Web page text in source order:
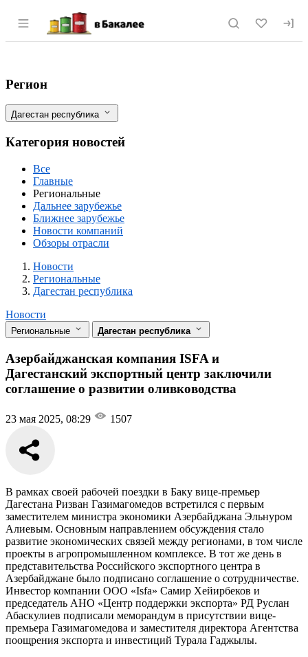
Раздел навигации по сайту vbakalee.ru
Азербайджанская компания ISFA и
Фильтры
Регион
Дагестан республика
Категория новостей
Все
Главные
Региональные
Дальнее зарубежье
Ближнее зарубежье
Новости компаний
Обзоры отрасли
Новости
Разделы
Новости
Региональные
Дагестан республика
Новости
Региональные Дагестан республика
Азербайджанская компания ISFA и
Дагестанский экспортный центр заключили
соглашение о развитии оливководства
23 мая 2025, 08:29 1507
В рамках своей рабочей поездки в Баку вице-премьер
Дагестана Ризван Газимагомедов встретился с первым
заместителем министра экономики Азербайджана Эльнуром
Алиевым. Основным направлением обсуждения стало
развитие экономических связей между регионами, в том числе
проекты в агропромышленном комплексе. В тот же день в
представительства Российского экспортного центра в
Азербайджане было подписано соглашение о сотрудничестве.
Инвестор компании ООО «Isfa» Самир Хейирбеков и
председатель АНО «Центр поддержки экспорта» РД Руслан
Абаскулиев подписали меморандум в присутствии вице-
премьера Газимагомедова и заместителя директора Агентства
поощрения экспорта и инвестиций Турала Гаджылы.